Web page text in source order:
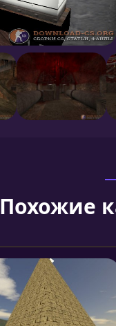
Похожие